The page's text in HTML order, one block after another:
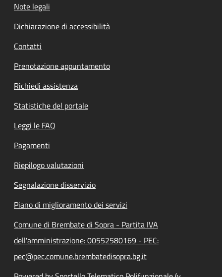
Note legali
Dichiarazione di accessibilità
Contatti
Prenotazione appuntamento
Richiedi assistenza
Statistiche del portale
Leggi le FAQ
Pagamenti
Riepilogo valutazioni
Segnalazione disservizio
Piano di miglioramento dei servizi
Comune di Brembate di Sopra - Partita IVA
dell'amministrazione: 00552580169 - PEC:
pec@pec.comune.brembatedisopra.bg.it